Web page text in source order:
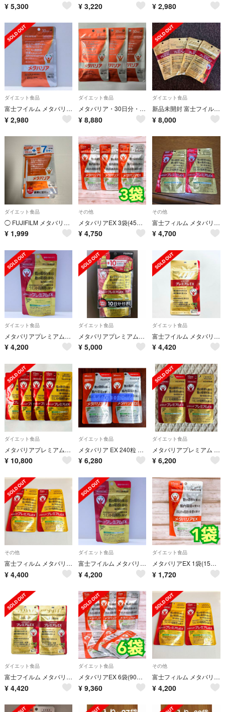
¥ 5,300 ¥ 3,220 ¥ 2,980
ダイエット食品
富士フイルム メタバリア 30日分 180粒
¥ 2,980
ダイエット食品
メタバリア・30日分・3袋
¥ 8,880
ダイエット食品
新品未開封 富士フイルム メタバリアプレミアムEX 15日分 120粒
¥ 8,000
ダイエット食品
◯ FUJIFILM メタバリア 15日分 + 7日分 セット
¥ 1,999
その他
メタバリアEX 3袋(45日分／360粒)
¥ 4,750
その他
富士フィルム メタバリアプレミアムEX 120粒 2セット
¥ 4,700
ダイエット食品
メタバリアプレミアムEX 30日分 240粒
¥ 4,200
ダイエット食品
メタバリアプレミアムEX 企画品 30日+10日分 320粒
¥ 5,000
ダイエット食品
富士フイルム メタバリアプレミアムEX 30日分 240粒
¥ 4,420
ダイエット食品
メタバリアプレミアムEX・4袋・75日分
¥ 10,800
ダイエット食品
メタバリア EX 240粒 30日分 ×2 (リニューアル前製品)
¥ 6,280
ダイエット食品
メタバリアプレミアム EX
¥ 6,200
その他
富士フィルム メタバリアプレミアムEX 120粒 15日 30日 2袋
¥ 4,400
ダイエット食品
富士フイルム メタバリアプレミアムEX 30日分
¥ 4,200
ダイエット食品
メタバリアEX 1袋(15日分／120粒)
¥ 1,720
ダイエット食品
富士フイルム メタバリアプレミアムEX 30日分 (15日分×2)
¥ 4,420
ダイエット食品
メタバリアEX 6袋(90日分／720粒)
¥ 9,360
その他
富士フィルム メタバリアプレミアムEX 15日 2袋
¥ 4,200